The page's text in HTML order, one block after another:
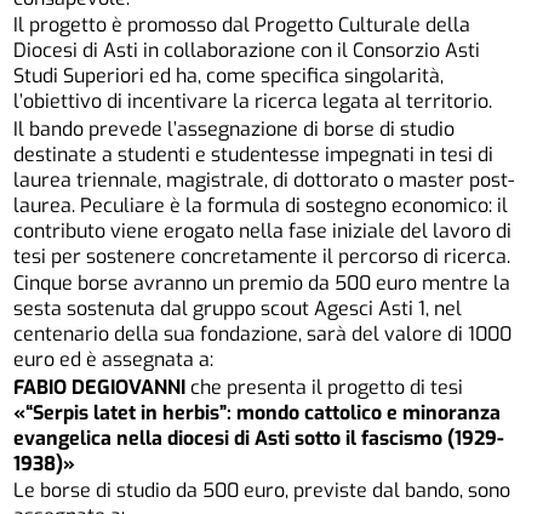
Il progetto è promosso dal Progetto Culturale della
Diocesi di Asti in collaborazione con il Consorzio Asti
Studi Superiori ed ha, come specifica singolarità,
l’obiettivo di incentivare la ricerca legata al territorio.
Il bando prevede l’assegnazione di borse di studio
destinate a studenti e studentesse impegnati in tesi di
laurea triennale, magistrale, di dottorato o master post-
laurea. Peculiare è la formula di sostegno economico: il
contributo viene erogato nella fase iniziale del lavoro di
tesi per sostenere concretamente il percorso di ricerca.
Cinque borse avranno un premio da 500 euro mentre la
sesta sostenuta dal gruppo scout Agesci Asti 1, nel
centenario della sua fondazione, sarà del valore di 1000
euro ed è assegnata a:
FABIO DEGIOVANNI che presenta il progetto di tesi
«“Serpis latet in herbis”: mondo cattolico e minoranza
evangelica nella diocesi di Asti sotto il fascismo (1929-
1938)»
Le borse di studio da 500 euro, previste dal bando, sono